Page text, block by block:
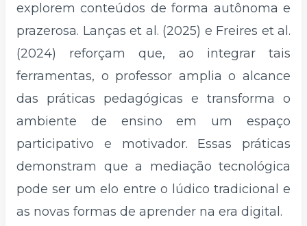
explorem conteúdos de forma autônoma e
prazerosa. Lanças et al. (2025) e Freires et al.
(2024) reforçam que, ao integrar tais
ferramentas, o professor amplia o alcance
das práticas pedagógicas e transforma o
ambiente de ensino em um espaço
participativo e motivador. Essas práticas
demonstram que a mediação tecnológica
pode ser um elo entre o lúdico tradicional e
as novas formas de aprender na era digital.